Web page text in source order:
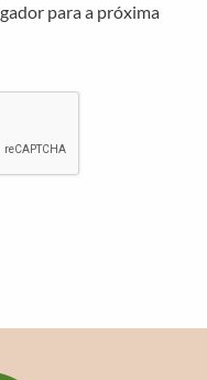
para a próxima